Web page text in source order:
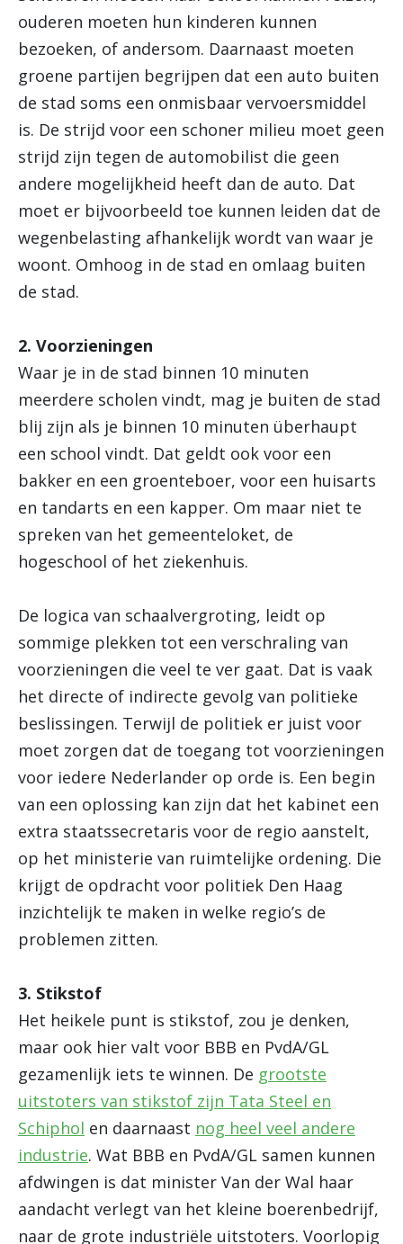
ouderen moeten hun kinderen kunnen
bezoeken, of andersom. Daarnaast moeten
groene partijen begrijpen dat een auto buiten
de stad soms een onmisbaar vervoersmiddel
is. De strijd voor een schoner milieu moet geen
strijd zijn tegen de automobilist die geen
andere mogelijkheid heeft dan de auto. Dat
moet er bijvoorbeeld toe kunnen leiden dat de
wegenbelasting afhankelijk wordt van waar je
woont. Omhoog in de stad en omlaag buiten
de stad.
2. Voorzieningen
Waar je in de stad binnen 10 minuten
meerdere scholen vindt, mag je buiten de stad
blij zijn als je binnen 10 minuten überhaupt
een school vindt. Dat geldt ook voor een
bakker en een groenteboer, voor een huisarts
en tandarts en een kapper. Om maar niet te
spreken van het gemeenteloket, de
hogeschool of het ziekenhuis.
De logica van schaalvergroting, leidt op
sommige plekken tot een verschraling van
voorzieningen die veel te ver gaat. Dat is vaak
het directe of indirecte gevolg van politieke
beslissingen. Terwijl de politiek er juist voor
moet zorgen dat de toegang tot voorzieningen
voor iedere Nederlander op orde is. Een begin
van een oplossing kan zijn dat het kabinet een
extra staatssecretaris voor de regio aanstelt,
op het ministerie van ruimtelijke ordening. Die
krijgt de opdracht voor politiek Den Haag
inzichtelijk te maken in welke regio’s de
problemen zitten.
3. Stikstof
Het heikele punt is stikstof, zou je denken,
maar ook hier valt voor BBB en PvdA/GL
gezamenlijk iets te winnen. De grootste
uitstoters van stikstof zijn Tata Steel en
Schiphol en daarnaast nog heel veel andere
industrie. Wat BBB en PvdA/GL samen kunnen
afdwingen is dat minister Van der Wal haar
aandacht verlegt van het kleine boerenbedrijf,
naar de grote industriële uitstoters. Voorlopig